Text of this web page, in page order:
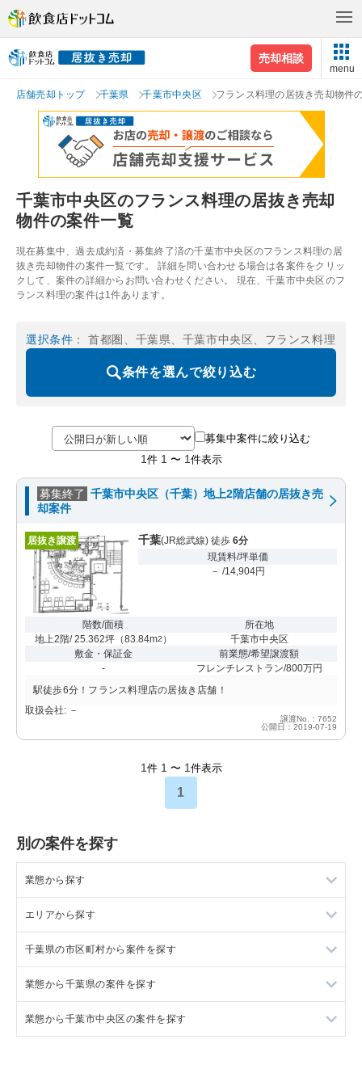
売却相談
menu
店舗売却トップ 千葉県 千葉市中央区 フランス料理の居抜き売却物件
千葉市中央区のフランス料理の居抜き売却
物件の案件一覧
現在募集中、過去成約済・募集終了済の千葉市中央区のフランス料理の居
抜き売却物件の案件一覧です。 詳細を問い合わせる場合は各案件をクリッ
クして、案件の詳細からお問い合わせください。 現在、千葉市中央区のフ
ランス料理の案件は1件あります。
選択条件 ： 首都圏、千葉県、千葉市中央区、フランス料理
条件を選んで絞り込む
募集中案件に絞り込む
1 件 1 〜 1 件表示
募集終了 千葉市中央区（千葉）地上2階店舗の居抜き売
却案件
居抜き譲渡 千葉(JR総武線) 徒歩 6分
現賃料/坪単価
－ /14,904円
階数/面積
地上2階/ 25.362坪（83.84m2 ）
所在地
千葉市中央区
敷金・保証金
-
前業態/希望譲渡額
フレンチレストラン/800万円
駅徒歩6分！フランス料理店の居抜き店舗！
取扱会社: －
譲渡No.：7652
公開日：2019-07-19
1 件 1 〜 1 件表示
1
別の案件を探す
業態から探す
ラーメンの居抜き売却物件の案件一覧
フランス料理の居抜き売却物件の案件一覧
イタリア料理の居抜き売却物件の案件一覧
中華の居抜き売却物件の案件一覧
エリアから探す
東京23区の飲食店の居抜き売却物件の案件一覧
東京都下の飲食店の居抜き売却物件の案件一覧
千葉県の飲食店の居抜き売却物件の案件一覧
千葉県の市区町村から案件を探す
船橋市の飲食店の居抜き売却物件の案件一覧
鎌ヶ谷市の飲食店の居抜き売却物件の案件一覧
業態から千葉県の案件を探す
千葉県のラーメンの居抜き売却物件の案件一覧
業態から千葉市中央区の案件を探す